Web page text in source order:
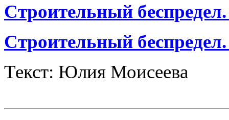
Строительный
Строительный
Текст: Юлия Моисеева